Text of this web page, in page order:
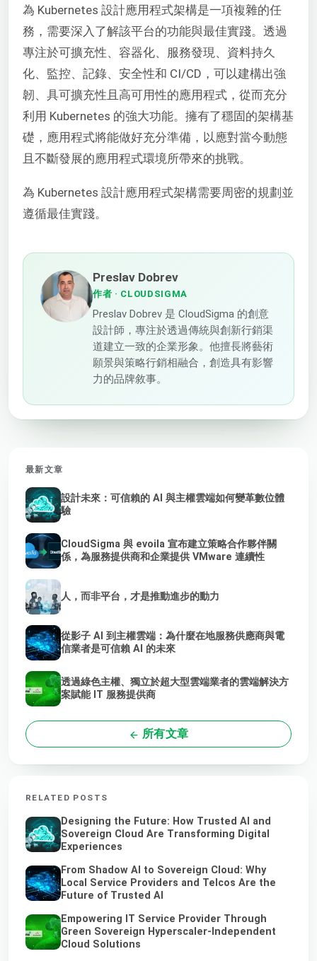
為 Kubernetes 設計應用程式架構是一項複雜的任
務，需要深入了解該平台的功能與最佳實踐。透過
專注於可擴充性、容器化、服務發現、資料持久
化、監控、記錄、安全性和 CI/CD，可以建構出強
韌、具可擴充性且高可用性的應用程式，從而充分
利用 Kubernetes 的強大功能。擁有了穩固的架構基
礎，應用程式將能做好充分準備，以應對當今動態
且不斷發展的應用程式環境所帶來的挑戰。
為 Kubernetes 設計應用程式架構需要周密的規劃並
遵循最佳實踐。
Preslav Dobrev
作者 · CLOUDSIGMA
Preslav Dobrev 是 CloudSigma 的創意
設計師，專注於透過傳統與創新行銷渠
道建立一致的企業形象。他擅長將藝術
願景與策略行銷相融合，創造具有影響
力的品牌敘事。
最新文章
設計未來：可信賴的 AI 與主權雲端如何變革數位體
驗
CloudSigma 與 evoila 宣布建立策略合作夥伴關
係，為服務提供商和企業提供 VMware 連續性
人，而非平台，才是推動進步的動力
從影子 AI 到主權雲端：為什麼在地服務供應商與電
信業者是可信賴 AI 的未來
透過綠色主權、獨立於超大型雲端業者的雲端解決方
案賦能 IT 服務提供商
所有文章
RELATED POSTS
Designing the Future: How Trusted AI and
Sovereign Cloud Are Transforming Digital
Experiences
From Shadow AI to Sovereign Cloud: Why
Local Service Providers and Telcos Are the
Future of Trusted AI
Empowering IT Service Provider Through
Green Sovereign Hyperscaler-Independent
Cloud Solutions